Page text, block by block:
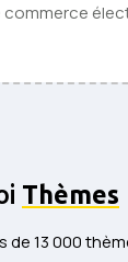
Thèmes
de 13 000